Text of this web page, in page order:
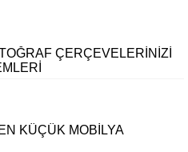
ÇERÇEVELERINIZI
KÜÇÜK MOBILYA